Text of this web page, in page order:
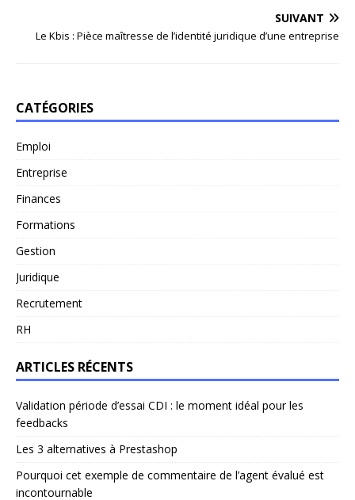
SUIVANT
Le Kbis : Pièce maîtresse de l’identité juridique d’une entreprise
CATÉGORIES
Emploi
Entreprise
Finances
Formations
Gestion
Juridique
Recrutement
RH
ARTICLES RÉCENTS
Validation période d’essai CDI : le moment idéal pour les
feedbacks
Les 3 alternatives à Prestashop
Pourquoi cet exemple de commentaire de l’agent évalué est
incontournable